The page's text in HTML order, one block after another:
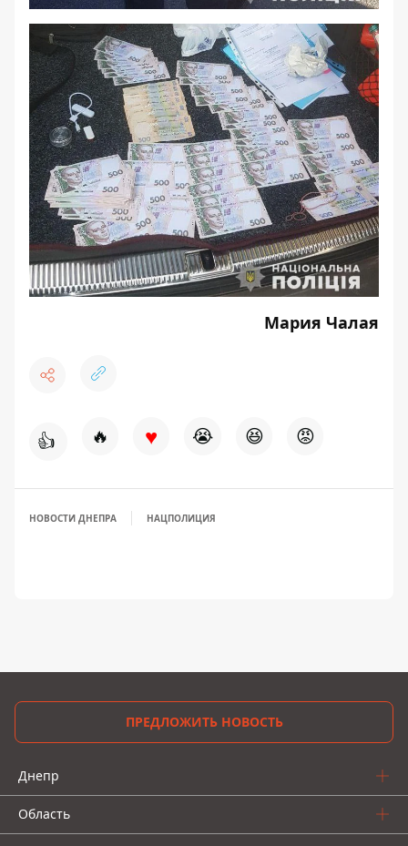
Мария Чалая
👍 🔥 ♥ 😭 😆 😡
НОВОСТИ ДНЕПРА НАЦПОЛИЦИЯ
ПРЕДЛОЖИТЬ НОВОСТЬ
Днепр
Область